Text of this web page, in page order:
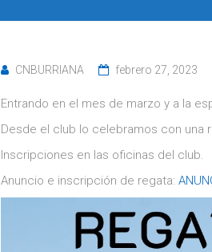
CNBURRIANA febrero 27, 2023
Entrando en el mes de marzo y a la
Desde el club lo celebramos con una
Inscripciones en las oficinas del club.
Anuncio e inscripción de regata: